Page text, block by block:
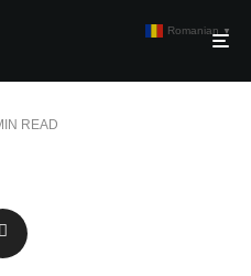
READ
Romanian ▼